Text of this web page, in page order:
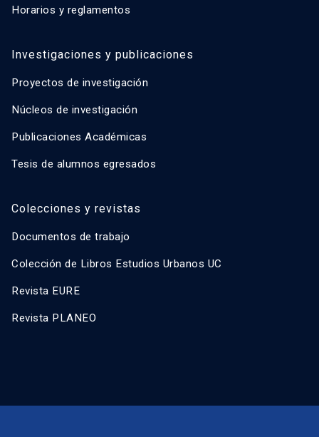
Horarios y reglamentos
Investigaciones y publicaciones
Proyectos de investigación
Núcleos de investigación
Publicaciones Académicas
Tesis de alumnos egresados
Colecciones y revistas
Documentos de trabajo
Colección de Libros Estudios Urbanos UC
Revista EURE
Revista PLANEO